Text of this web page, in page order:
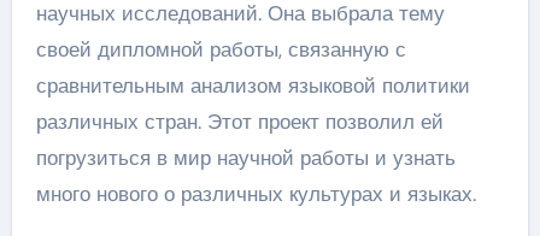
научных исследований. Она выбрала тему
своей дипломной работы, связанную с
сравнительным анализом языковой политики
различных стран. Этот проект позволил ей
погрузиться в мир научной работы и узнать
много нового о различных культурах и языках.